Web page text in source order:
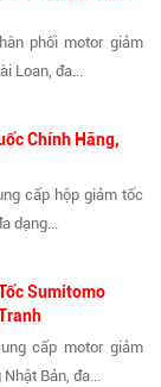
phối motor giảm
Loan, đa...
Chính Hãng,
cấp hộp giảm tốc
dạng...
Sumitomo
cấp motor giảm
Bản, đa...